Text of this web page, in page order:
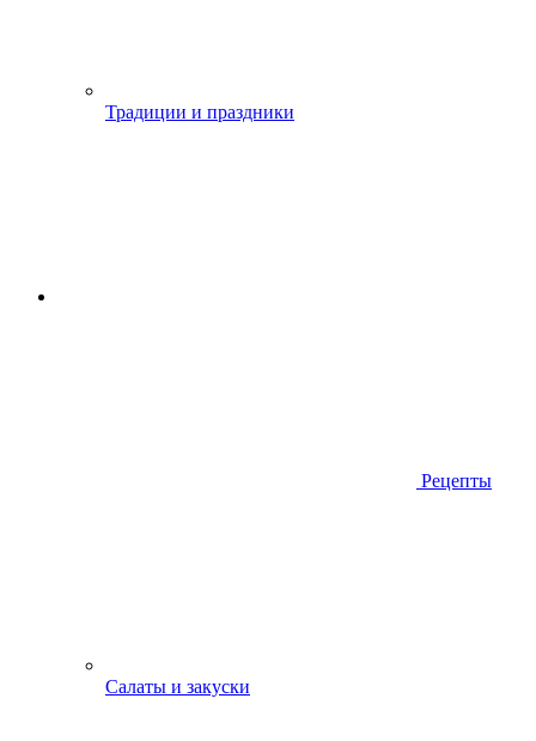
Традиции и праздники
Рецепты
Салаты и закуски